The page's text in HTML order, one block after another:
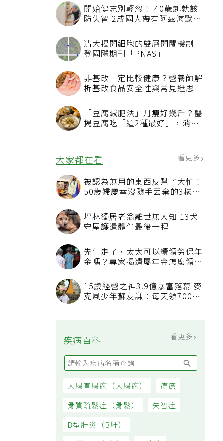
開始健忘別輕忽！ 40歲起就該
防失智 2成國人帶有阿茲海默症
清大揭開細胞的雙層開關機制
登國際期刊「PNAS」
非基改一定比較健康？營養師解
析基改食品安全性與常見迷思
「豆腐減肥法」月瘦好幾斤？醫
揭豆腐吃「這2種最好」，消脹
大家都在看
被認為無用的東西反幫了大忙！
50歲婦慶幸沒隨手丟棄的3樣物
坪林獨居老翁離世無人知 13犬
守屋護遺體伴最後一程
先生走了，太太可以續領勞保年
看順位還要看資格
15歲經營之神3.9億暴富落幕 麥
疾病百科